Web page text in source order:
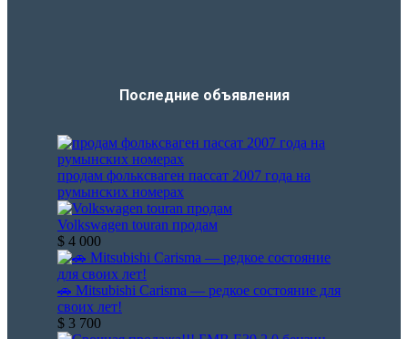
Последние объявления​
продам фольксваген пассат 2007 года на
румынских номерах
Volkswagen touran продам
$ 4 000
🚗 Mitsubishi Carisma — редкое состояние для
своих лет!
$ 3 700